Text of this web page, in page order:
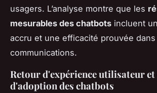
usagers. L’analyse montre que les
mesurables des chatbots incluent
accru et une efficacité prouvée dans
communications.
Retour d'expérience utilisateur et
d'adoption des chatbots